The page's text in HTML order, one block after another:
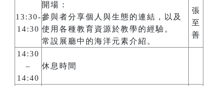
13:30-
14:30
開場：
參與者分享個人與生態的連結，以及
使用各種教育資源於教學的經驗。
常設展廳中的海洋元素介紹。
張
至
善
14:30
–
14:40
休息時間